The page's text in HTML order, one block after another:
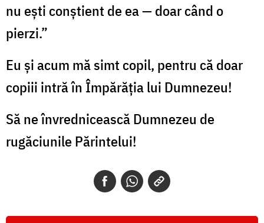
nu ești conștient de ea — doar când o
pierzi.”
Eu și acum mă simt copil, pentru că doar
copiii intră în Împărăția lui Dumnezeu!
Să ne învrednicească Dumnezeu de
rugăciunile Părintelui!